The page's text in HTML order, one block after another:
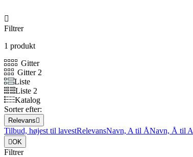

Filtrer
1 produkt
Gitter
Gitter 2
Liste
Liste 2
Katalog
Sorter efter:
Relevans
Tilbud, højest til lavestRelevansNavn, A til ÅNavn, Å til A
OK
Filtrer